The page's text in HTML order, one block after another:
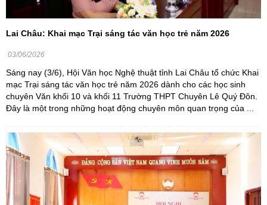
Lai Châu: Khai mạc Trại sáng tác văn học trẻ năm 2026
03/06/2026
Sáng nay (3/6), Hội Văn học Nghệ thuật tỉnh Lai Châu tổ chức Khai
mạc Trại sáng tác văn học trẻ năm 2026 dành cho các học sinh
chuyên Văn khối 10 và khối 11 Trường THPT Chuyên Lê Quý Đôn.
Đây là một trong những hoạt động chuyên môn quan trọng của ...